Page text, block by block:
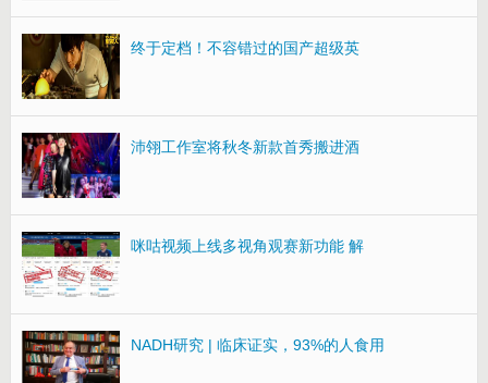
终于定档！不容错过的国产超级英
沛翎工作室将秋冬新款首秀搬进酒
咪咕视频上线多视角观赛新功能 解
NADH研究 | 临床证实，93%的人食用